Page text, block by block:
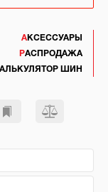
АКСЕССУАРЫ
РАСПРОДАЖА
КАЛЬКУЛЯТОР ШИН